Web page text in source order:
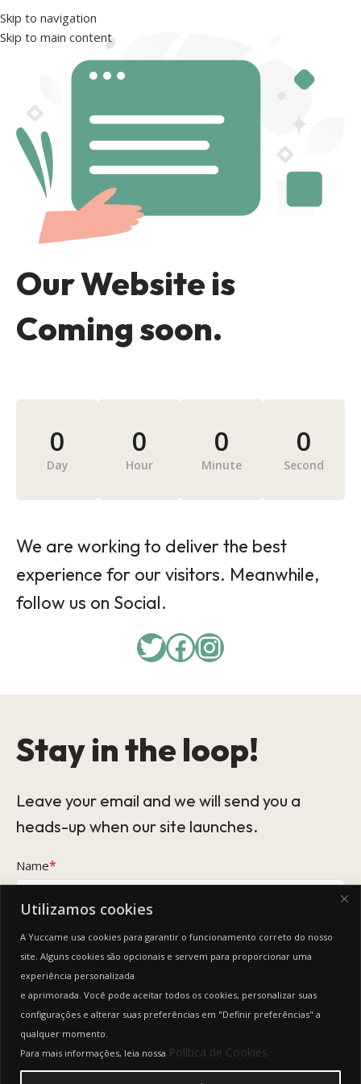
Utilizamos cookies
A Yuccame usa cookies para garantir o funcionamento correto do nosso
site. Alguns cookies são opcionais e servem para proporcionar uma
experiência personalizada
e aprimorada. Você pode aceitar todos os cookies, personalizar suas
configurações e alterar suas preferências em "Definir preferências" a
qualquer momento.
Para mais informações, leia nossa Política de Cookies.
Skip to navigation
Skip to main content
Our Website is
Coming soon.
0
Day
0
Hour
0
Minute
0
Second
We are working to deliver the best
experience for our visitors. Meanwhile,
follow us on Social.
Stay in the loop!
Leave your email and we will send you a
heads-up when our site launches.
Name*
This form collects your name and email so that we can reach you
back. Check out ourPrivacy Policypage to fully understand how we
protect and manage your submitted data.
Keep me updated